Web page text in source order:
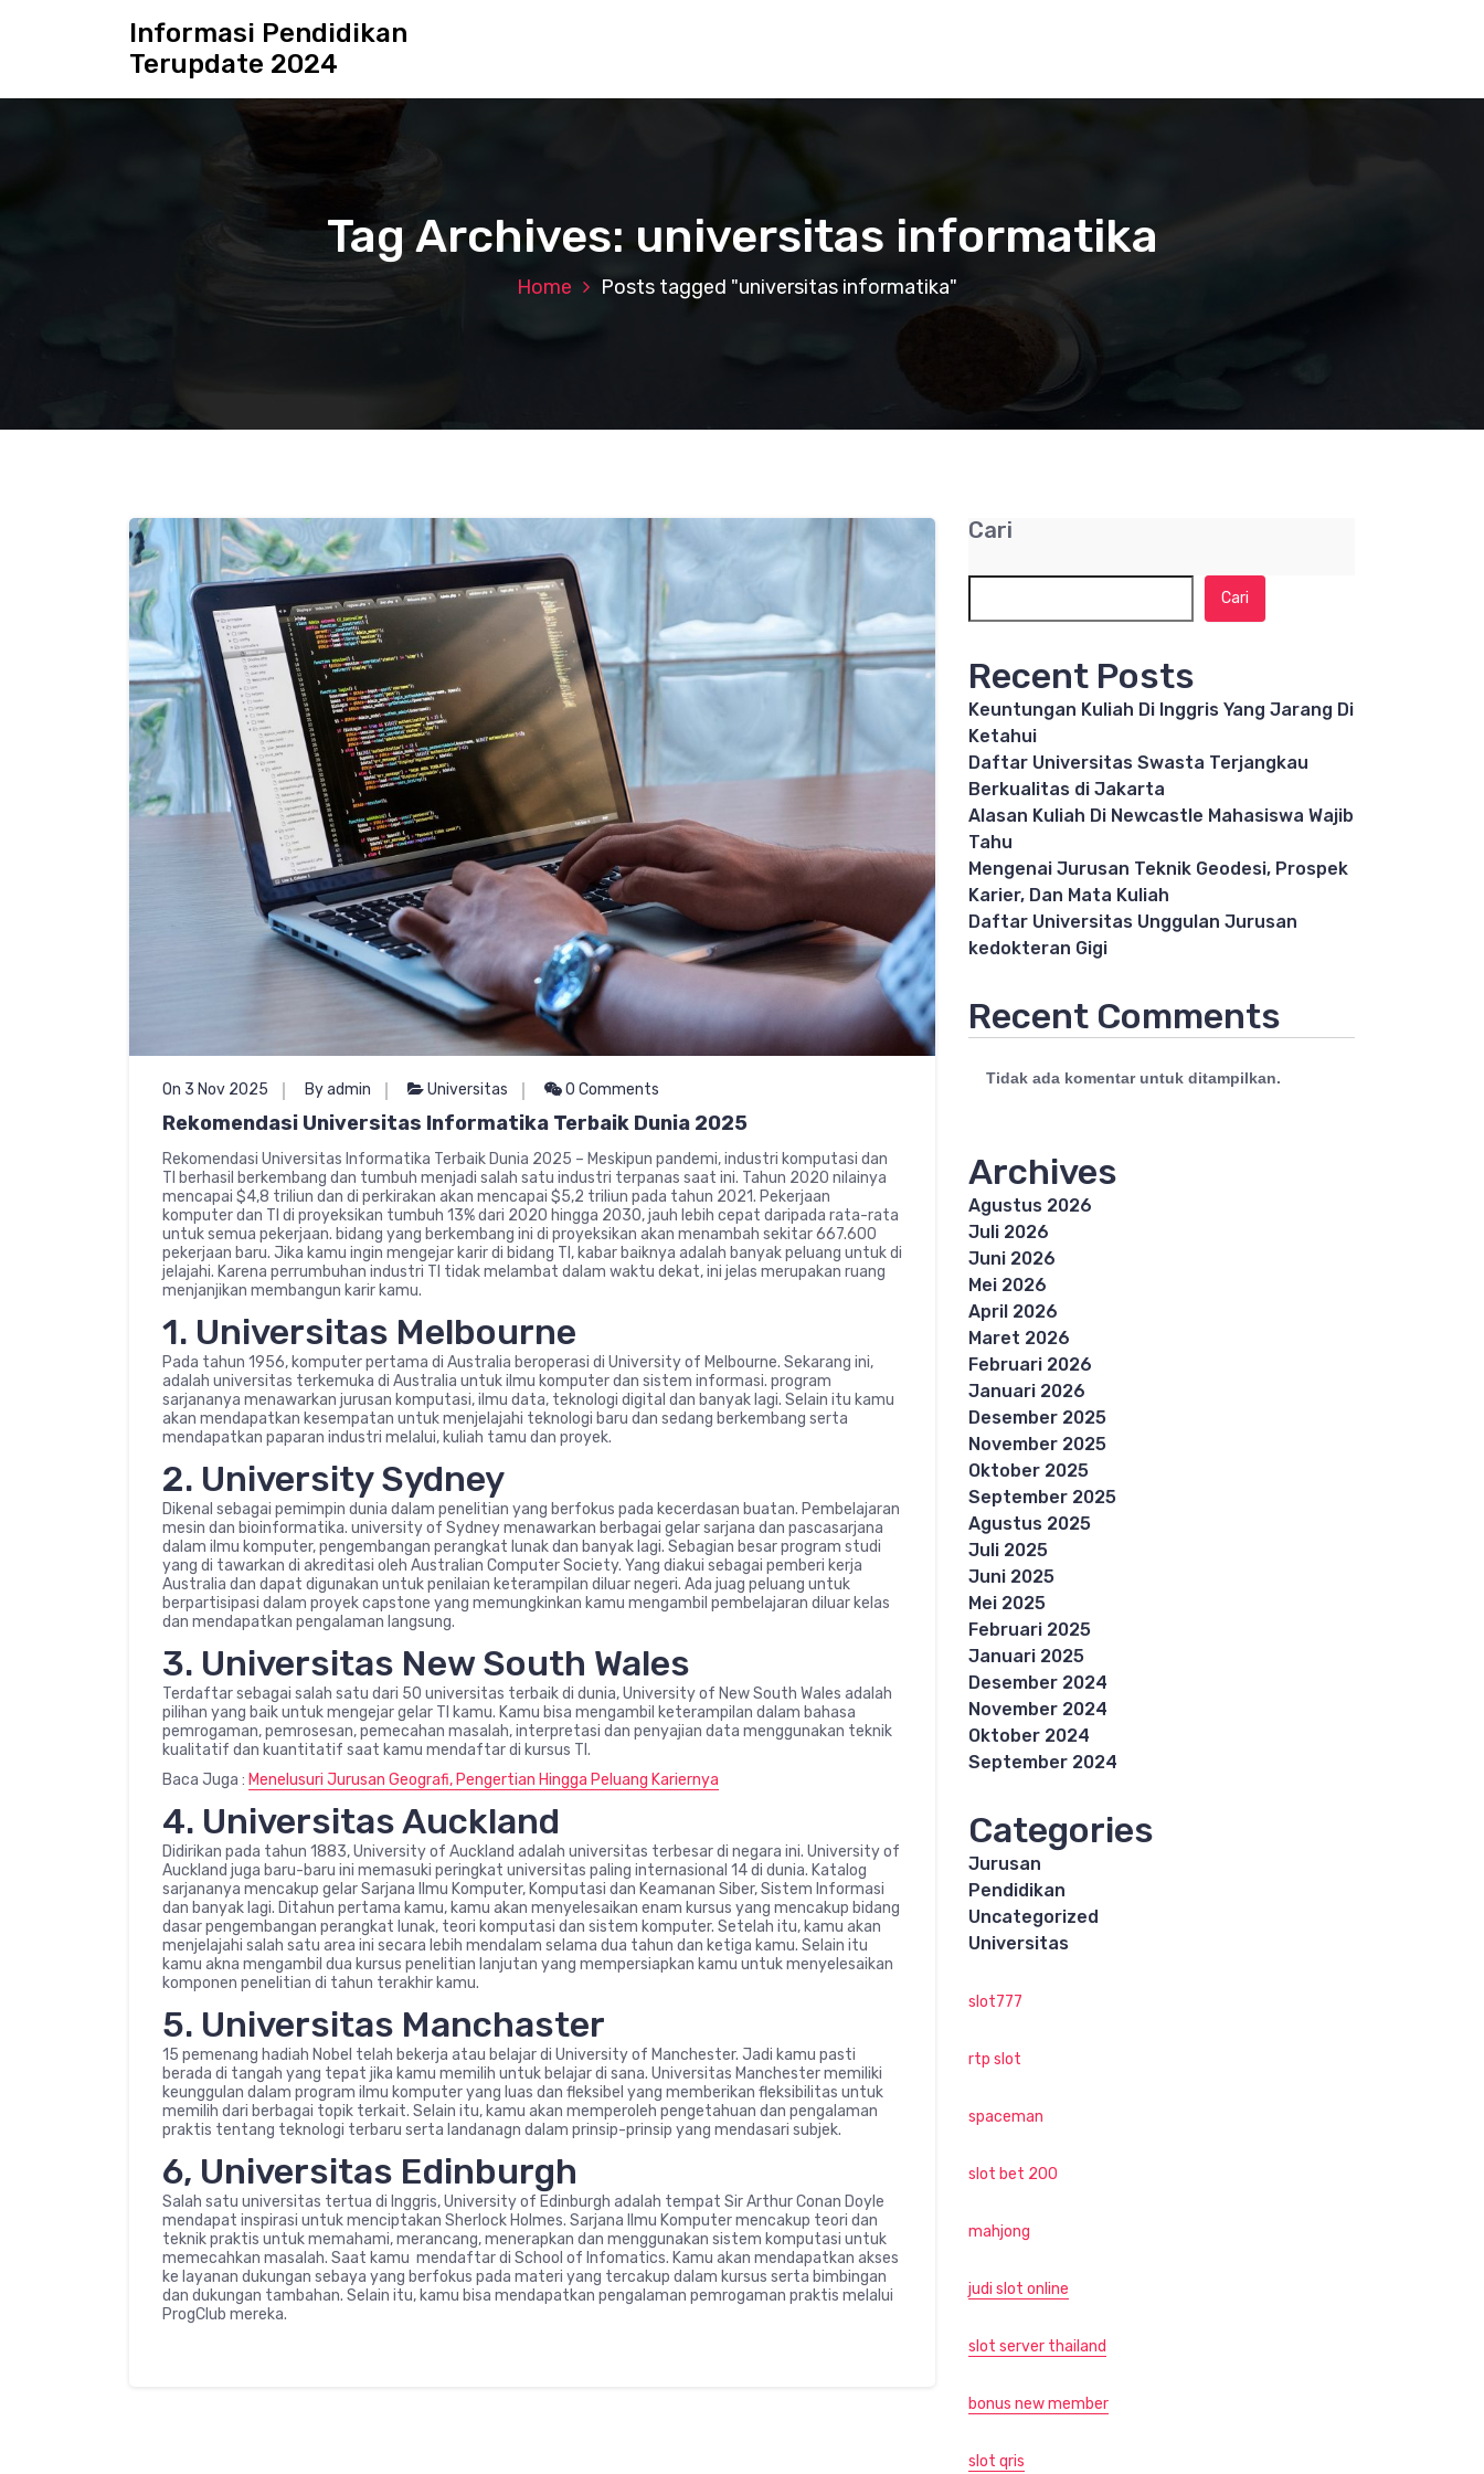
Informasi Pendidikan
Terupdate 2024
Tag Archives: universitas informatika
Home Posts tagged "universitas informatika"
On 3 Nov 2025 By admin Universitas 0 Comments
Rekomendasi Universitas Informatika Terbaik Dunia 2025
Rekomendasi Universitas Informatika Terbaik Dunia 2025 – Meskipun pandemi, industri komputasi dan
TI berhasil berkembang dan tumbuh menjadi salah satu industri terpanas saat ini. Tahun 2020 nilainya
mencapai $4,8 triliun dan di perkirakan akan mencapai $5,2 triliun pada tahun 2021. Pekerjaan
komputer dan TI di proyeksikan tumbuh 13% dari 2020 hingga 2030, jauh lebih cepat daripada rata-rata
untuk semua pekerjaan. bidang yang berkembang ini di proyeksikan akan menambah sekitar 667.600
pekerjaan baru. Jika kamu ingin mengejar karir di bidang TI, kabar baiknya adalah banyak peluang untuk di
jelajahi. Karena perrumbuhan industri TI tidak melambat dalam waktu dekat, ini jelas merupakan ruang
menjanjikan membangun karir kamu.
1. Universitas Melbourne
Pada tahun 1956, komputer pertama di Australia beroperasi di University of Melbourne. Sekarang ini,
adalah universitas terkemuka di Australia untuk ilmu komputer dan sistem informasi. program
sarjananya menawarkan jurusan komputasi, ilmu data, teknologi digital dan banyak lagi. Selain itu kamu
akan mendapatkan kesempatan untuk menjelajahi teknologi baru dan sedang berkembang serta
mendapatkan paparan industri melalui, kuliah tamu dan proyek.
2. University Sydney
Dikenal sebagai pemimpin dunia dalam penelitian yang berfokus pada kecerdasan buatan. Pembelajaran
mesin dan bioinformatika. university of Sydney menawarkan berbagai gelar sarjana dan pascasarjana
dalam ilmu komputer, pengembangan perangkat lunak dan banyak lagi. Sebagian besar program studi
yang di tawarkan di akreditasi oleh Australian Computer Society. Yang diakui sebagai pemberi kerja
Australia dan dapat digunakan untuk penilaian keterampilan diluar negeri. Ada juag peluang untuk
berpartisipasi dalam proyek capstone yang memungkinkan kamu mengambil pembelajaran diluar kelas
dan mendapatkan pengalaman langsung.
3. Universitas New South Wales
Terdaftar sebagai salah satu dari 50 universitas terbaik di dunia, University of New South Wales adalah
pilihan yang baik untuk mengejar gelar TI kamu. Kamu bisa mengambil keterampilan dalam bahasa
pemrogaman, pemrosesan, pemecahan masalah, interpretasi dan penyajian data menggunakan teknik
kualitatif dan kuantitatif saat kamu mendaftar di kursus TI.
Baca Juga : Menelusuri Jurusan Geografi, Pengertian Hingga Peluang Kariernya
4. Universitas Auckland
Didirikan pada tahun 1883, University of Auckland adalah universitas terbesar di negara ini. University of
Auckland juga baru-baru ini memasuki peringkat universitas paling internasional 14 di dunia. Katalog
sarjananya mencakup gelar Sarjana Ilmu Komputer, Komputasi dan Keamanan Siber, Sistem Informasi
dan banyak lagi. Ditahun pertama kamu, kamu akan menyelesaikan enam kursus yang mencakup bidang
dasar pengembangan perangkat lunak, teori komputasi dan sistem komputer. Setelah itu, kamu akan
menjelajahi salah satu area ini secara lebih mendalam selama dua tahun dan ketiga kamu. Selain itu
kamu akna mengambil dua kursus penelitian lanjutan yang mempersiapkan kamu untuk menyelesaikan
komponen penelitian di tahun terakhir kamu.
5. Universitas Manchaster
15 pemenang hadiah Nobel telah bekerja atau belajar di University of Manchester. Jadi kamu pasti
berada di tangah yang tepat jika kamu memilih untuk belajar di sana. Universitas Manchester memiliki
keunggulan dalam program ilmu komputer yang luas dan fleksibel yang memberikan fleksibilitas untuk
memilih dari berbagai topik terkait. Selain itu, kamu akan memperoleh pengetahuan dan pengalaman
praktis tentang teknologi terbaru serta landanagn dalam prinsip-prinsip yang mendasari subjek.
6, Universitas Edinburgh
Salah satu universitas tertua di Inggris, University of Edinburgh adalah tempat Sir Arthur Conan Doyle
mendapat inspirasi untuk menciptakan Sherlock Holmes. Sarjana Ilmu Komputer mencakup teori dan
teknik praktis untuk memahami, merancang, menerapkan dan menggunakan sistem komputasi untuk
memecahkan masalah. Saat kamu mendaftar di School of Infomatics. Kamu akan mendapatkan akses
ke layanan dukungan sebaya yang berfokus pada materi yang tercakup dalam kursus serta bimbingan
dan dukungan tambahan. Selain itu, kamu bisa mendapatkan pengalaman pemrogaman praktis melalui
ProgClub mereka.
Cari
Cari
Recent Posts
Keuntungan Kuliah Di Inggris Yang Jarang Di
Ketahui
Daftar Universitas Swasta Terjangkau
Berkualitas di Jakarta
Alasan Kuliah Di Newcastle Mahasiswa Wajib
Tahu
Mengenai Jurusan Teknik Geodesi, Prospek
Karier, Dan Mata Kuliah
Daftar Universitas Unggulan Jurusan
kedokteran Gigi
Recent Comments
Tidak ada komentar untuk ditampilkan.
Archives
Agustus 2026
Juli 2026
Juni 2026
Mei 2026
April 2026
Maret 2026
Februari 2026
Januari 2026
Desember 2025
November 2025
Oktober 2025
September 2025
Agustus 2025
Juli 2025
Juni 2025
Mei 2025
Februari 2025
Januari 2025
Desember 2024
November 2024
Oktober 2024
September 2024
Categories
Jurusan
Pendidikan
Uncategorized
Universitas
slot777
rtp slot
spaceman
slot bet 200
mahjong
judi slot online
slot server thailand
bonus new member
slot qris